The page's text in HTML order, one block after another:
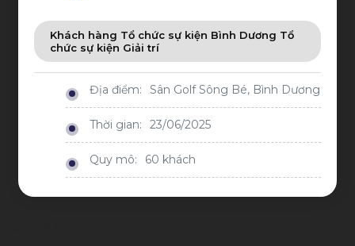
Khách hàng Tổ chức sự kiện Bình Dương Tổ
chức sự kiện Giải trí
Địa điểm: Sân Golf Sông Bé, Bình Dương
Thời gian: 23/06/2025
Quy mô: 60 khách